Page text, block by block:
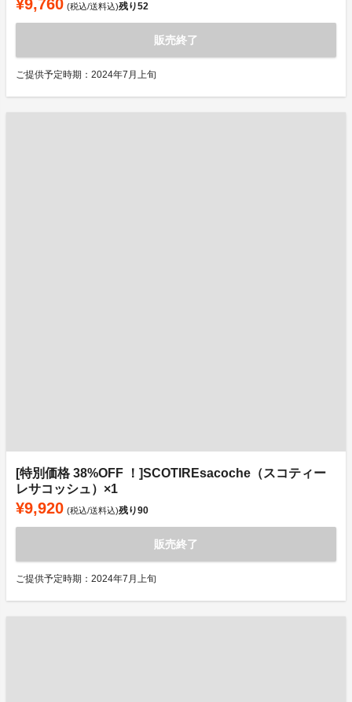
¥9,760 (税込/送料込)残り52
販売終了
ご提供予定時期：2024年7月上旬
[特別価格 38%OFF ！]SCOTIREsacoche（スコティー
レサコッシュ）×1
¥9,920 (税込/送料込)残り90
販売終了
ご提供予定時期：2024年7月上旬